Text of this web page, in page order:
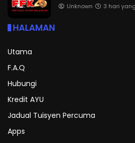
Unknown 3 hari
HALAMAN
Utama
F.A.Q
Hubungi
Kredit AYU
Jadual Tuisyen Percuma
Apps